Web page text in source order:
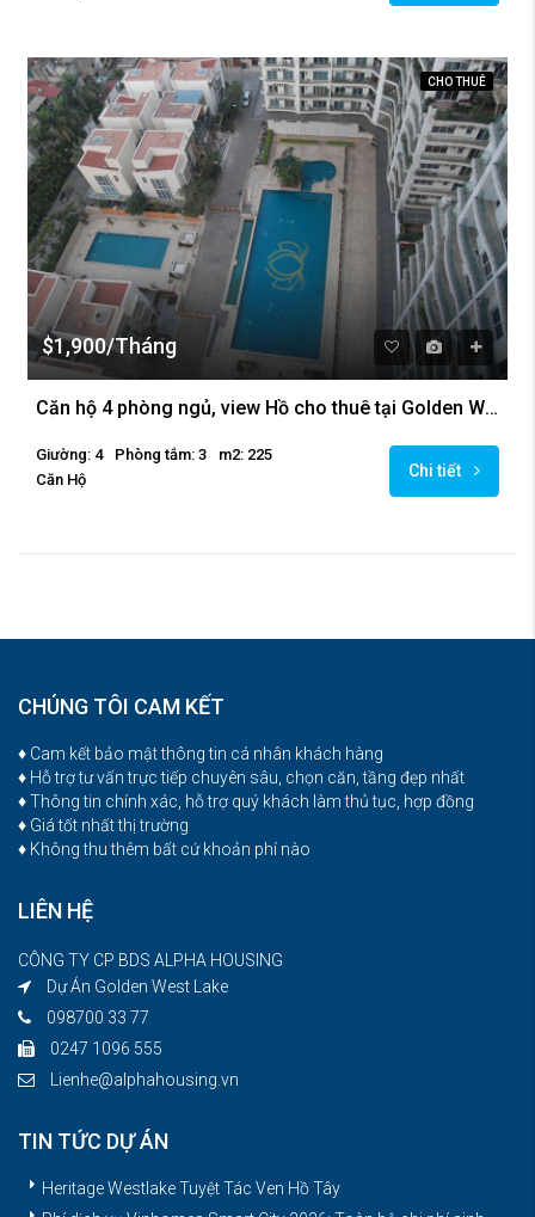
CHO THUÊ
$1,900/Tháng
Căn hộ 4 phòng ngủ, view Hồ cho thuê tại Golden Westlake, Ba Đình
Giường: 4 Phòng tắm: 3
m2: 225
Căn Hộ
Chi tiết
CHÚNG TÔI CAM KẾT
♦ Cam kết bảo mật thông tin cá nhân khách hàng
♦ Hỗ trợ tư vấn trực tiếp chuyên sâu, chọn căn, tầng đẹp nhất
♦ Thông tin chính xác, hỗ trợ quý khách làm thủ tục, hợp đồng
♦ Giá tốt nhất thị trường
♦ Không thu thêm bất cứ khoản phí nào
LIÊN HỆ
CÔNG TY CP BDS ALPHA HOUSING
Dự Án Golden West Lake
098700 33 77
0247 1096 555
Lienhe@alphahousing.vn
TIN TỨC DỰ ÁN
Heritage Westlake Tuyệt Tác Ven Hồ Tây